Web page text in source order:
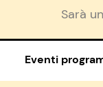
Sarà
Eventi